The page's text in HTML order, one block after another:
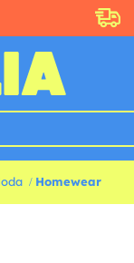
Homewear